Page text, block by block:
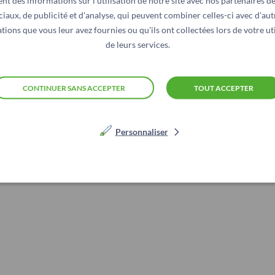
de publicité et d'analyse, qui peuvent combiner celles-ci avec
que vous leur avez fournies ou qu'ils ont collectées lors de votre
de leurs services.
TOUT ACCEPTER
CONTINUER SANS ACCEPTER
Personnaliser
lipides, en glucides et en sel.
importante et nous encourageons le RNM à
chaînes de valeurs agricoles saines. Les petits
— forment 55 % des personnes qui souffrent
combien il est important de soutenir les
alimentation plus diverse, plus saine et plus
mondiale de cette année ne laisse pas la place